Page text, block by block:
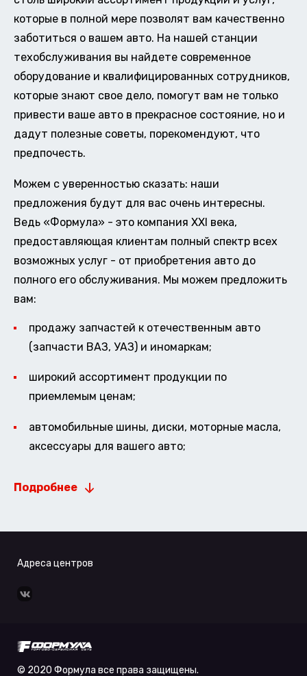
которые в полной мере позволят вам качественно
заботиться о вашем авто. На нашей станции
техобслуживания вы найдете современное
оборудование и квалифицированных сотрудников,
которые знают свое дело, помогут вам не только
привести ваше авто в прекрасное состояние, но и
дадут полезные советы, порекомендуют, что
предпочесть.
Можем с уверенностью сказать: наши
предложения будут для вас очень интересны.
Ведь «Формула» - это компания XXI века,
предоставляющая клиентам полный спектр всех
возможных услуг - от приобретения авто до
полного его обслуживания. Мы можем предложить
вам:
продажу запчастей к отечественным авто
(запчасти ВАЗ, УАЗ) и иномаркам;
широкий ассортимент продукции по
приемлемым ценам;
автомобильные шины, диски, моторные масла,
аксессуары для вашего авто;
Подробнее
Адреса центров
© 2020 Формула все права защищены.